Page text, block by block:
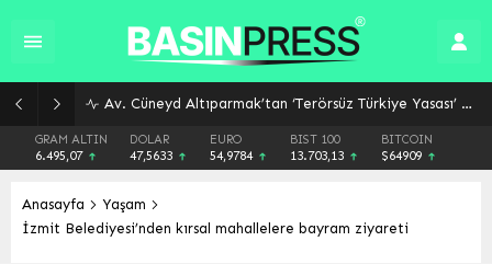
Av. Cüneyd Altıparmak’tan ‘Terörsüz Türkiye Yasası’ Açıklaması: Başvuru Süreci ve Detaylar
GRAM ALTIN
6.495,07
DOLAR
47,5633
EURO
54,9784
BIST 100
13.703,13
BITCOIN
$64909
Anasayfa
Yaşam
İzmit Belediyesi’nden kırsal mahallelere bayram ziyareti